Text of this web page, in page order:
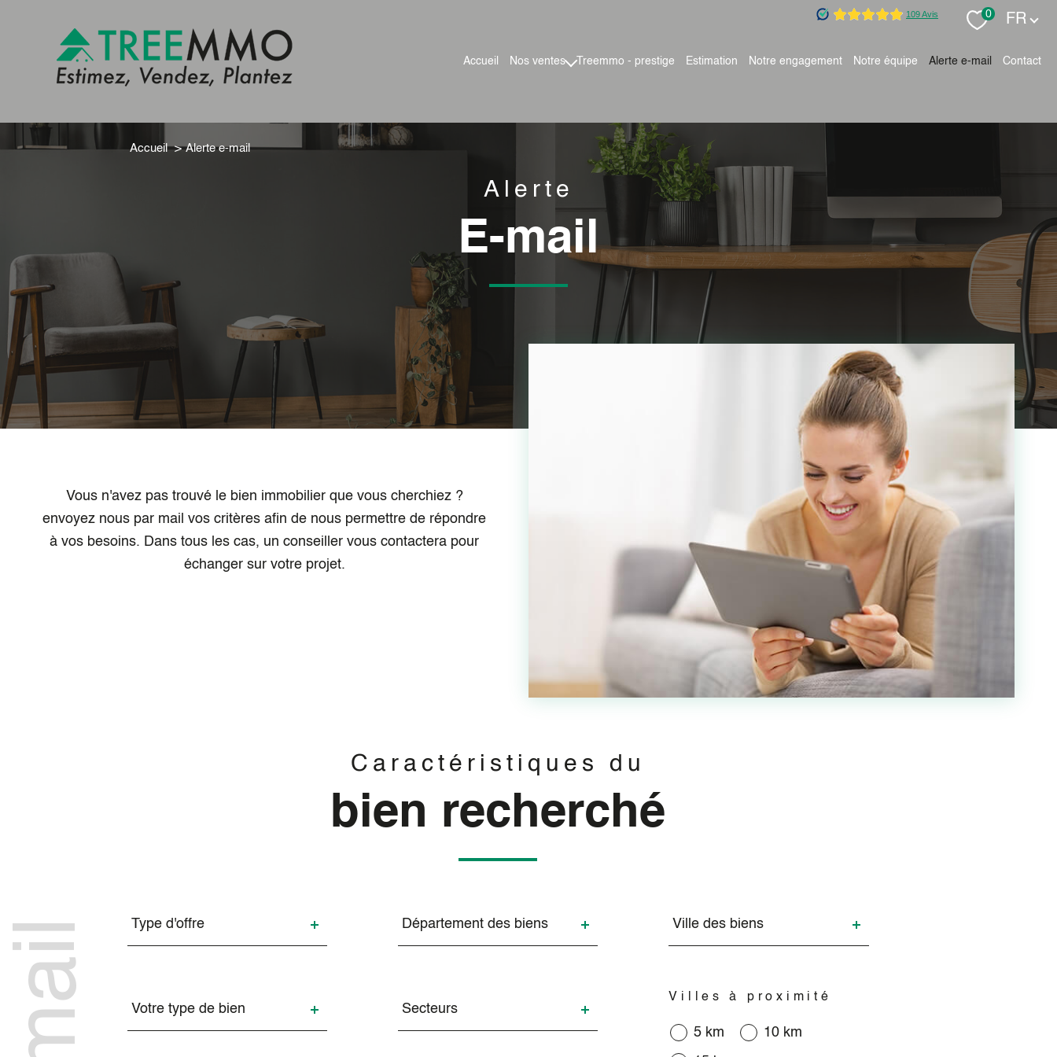
0 Langue
FR
accueil nos ventes treemmo - prestige estimation notre engagement notre équipe alerte e-mail contact
Accueil Alerte e-mail
Alerte
e-mail
Vous n'avez pas trouvé le bien immobilier que vous cherchiez ?
envoyez nous par mail vos critères afin de nous permettre de répondre
à vos besoins. Dans tous les cas, un conseiller vous contactera pour
échanger sur votre projet.
Caractéristiques du
bien recherché
d'offre
Type d'offre
de
Votre type de bien
des
Département des biens
Secteurs
des
Ville des biens
Villes à proximité
5 km 10 km